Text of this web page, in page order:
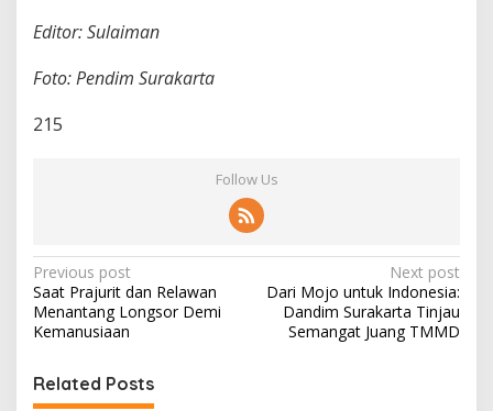
Editor: Sulaiman
Foto: Pendim Surakarta
215
Follow Us
P
o
s
t
n
Previous post
Saat Prajurit dan Relawan
Menantang Longsor Demi
Kemanusiaan
Next post
Dari Mojo untuk Indonesia:
Dandim Surakarta Tinjau
Semangat Juang TMMD
Related Posts